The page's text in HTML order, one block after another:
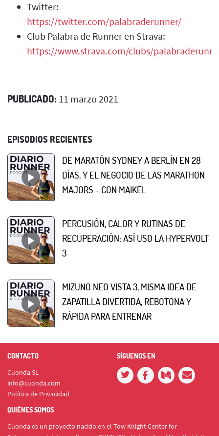
Twitter:
https://twitter.com/palabraderunner/
Club Palabra de Runner en Strava:
https://www.strava.com/clubs/
PUBLICADO: 11 marzo 2021
EPISODIOS RECIENTES
DE MARATÓN SYDNEY A BERLÍN EN 28
DÍAS, Y EL NEGOCIO DE LAS MARATHON
MAJORS - CON MAIKEL
PERCUSIÓN, CALOR Y RUTINAS DE
RECUPERACIÓN: ASÍ USO LA HYPERVOLT
3
MIZUNO NEO VISTA 3, MISMA IDEA DE
ZAPATILLA DIVERTIDA, REBOTONA Y
RÁPIDA PARA ENTRENAR
CONTACTO
Cuonda SL
info@cuonda.com
Política de Privacidad
SÍGUENOS EN
QUIÉNES SOMOS
Cuonda es un proyecto nacido en el Tow Knight Center for